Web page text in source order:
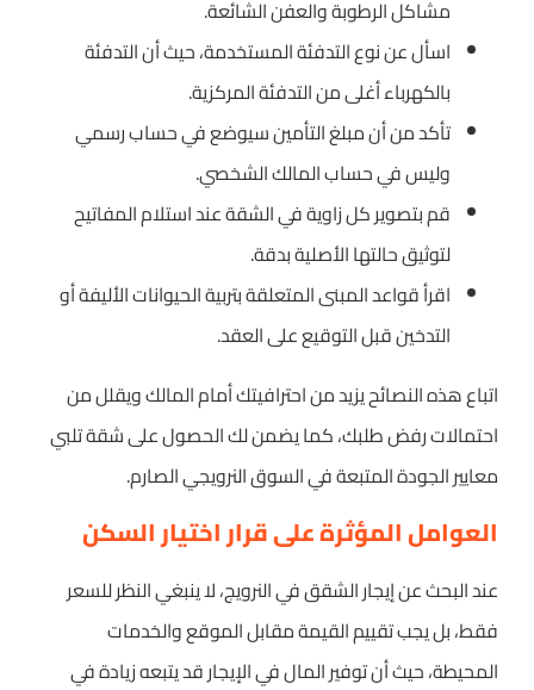
مشاكل الرطوبة والعفن الشائعة.
اسأل عن نوع التدفئة المستخدمة، حيث أن التدفئة
بالكهرباء أغلى من التدفئة المركزية.
تأكد من أن مبلغ التأمين سيوضع في حساب رسمي
وليس في حساب المالك الشخصي.
قم بتصوير كل زاوية في الشقة عند استلام المفاتيح
لتوثيق حالتها الأصلية بدقة.
اقرأ قواعد المبنى المتعلقة بتربية الحيوانات الأليفة أو
التدخين قبل التوقيع على العقد.
اتباع هذه النصائح يزيد من احترافيتك أمام المالك ويقلل من
احتمالات رفض طلبك، كما يضمن لك الحصول على شقة تلبي
معايير الجودة المتبعة في السوق النرويجي الصارم.
العوامل المؤثرة على قرار اختيار السكن
عند البحث عن إيجار الشقق في النرويج، لا ينبغي النظر للسعر
فقط، بل يجب تقييم القيمة مقابل الموقع والخدمات
المحيطة، حيث أن توفير المال في الإيجار قد يتبعه زيادة في